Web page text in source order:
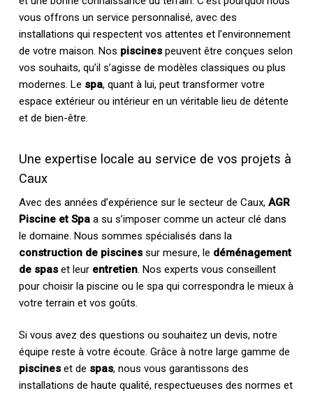
vous offrons un service personnalisé, avec des
installations qui respectent vos attentes et l’environnement
de votre maison. Nos piscinespeuvent être conçues selon
vos souhaits, qu’il s’agisse de modèles classiques ou plus
modernes. Le spa, quant à lui, peut transformer votre
espace extérieur ou intérieur en un véritable lieu de détente
et de bien-être.
Une expertise locale au service de vos projets à
Caux
Avec des années d’expérience sur le secteur de Caux, AGR
Piscine et Spaa su s’imposer comme un acteur clé dans
le domaine. Nous sommes spécialisés dans la
construction de piscinessur mesure, le déménagement
de spaset leur entretien. Nos experts vous conseillent
pour choisir la piscine ou le spa qui correspondra le mieux à
votre terrain et vos goûts.
Si vous avez des questions ou souhaitez un devis, notre
équipe reste à votre écoute. Grâce à notre large gamme de
piscineset de spas, nous vous garantissons des
installations de haute qualité, respectueuses des normes et